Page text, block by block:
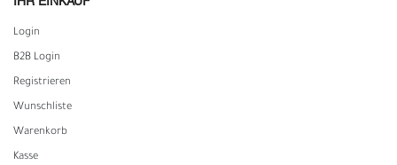
IHR EINKAUF
Login
B2B Login
Registrieren
Wunschliste
Warenkorb
Kasse